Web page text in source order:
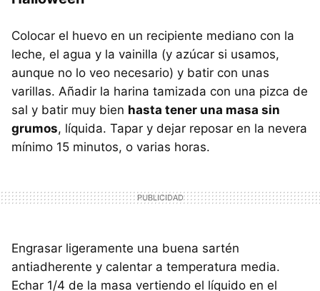
Colocar el huevo en un recipiente mediano con la
leche, el agua y la vainilla (y azúcar si usamos,
aunque no lo veo necesario) y batir con unas
varillas. Añadir la harina tamizada con una pizca de
sal y batir muy bien hasta tener una masa sin
grumos, líquida. Tapar y dejar reposar en la nevera
mínimo 15 minutos, o varias horas.
Engrasar ligeramente una buena sartén
antiadherente y calentar a temperatura media.
Echar 1/4 de la masa vertiendo el líquido en el